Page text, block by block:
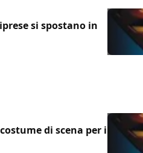
si spostano in
di scena per il